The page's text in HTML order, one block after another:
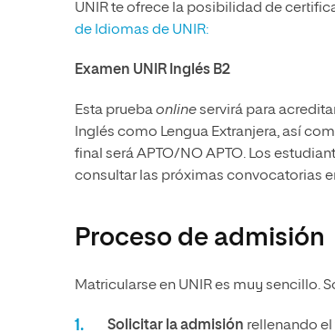
UNIR te ofrece la posibilidad de
de Idiomas de UNIR:
Examen UNIR Inglés B2
Esta pruebaonlineservirá para
Inglés como Lengua Extranjera, así
final será APTO/NO APTO. Los
consultar las próximas convocatorias
Proceso de admisión
Matricularse en UNIR es muy sencillo.
Solicitar la admisión rellenando